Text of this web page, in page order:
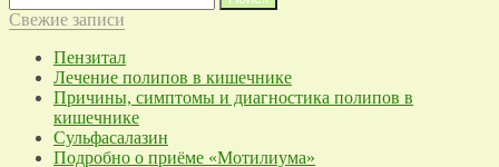
Свежие записи
Пензитал
Лечение полипов в кишечнике
Причины, симптомы и диагностика полипов в
кишечнике
Сульфасалазин
Подробно о приёме «Мотилиума»